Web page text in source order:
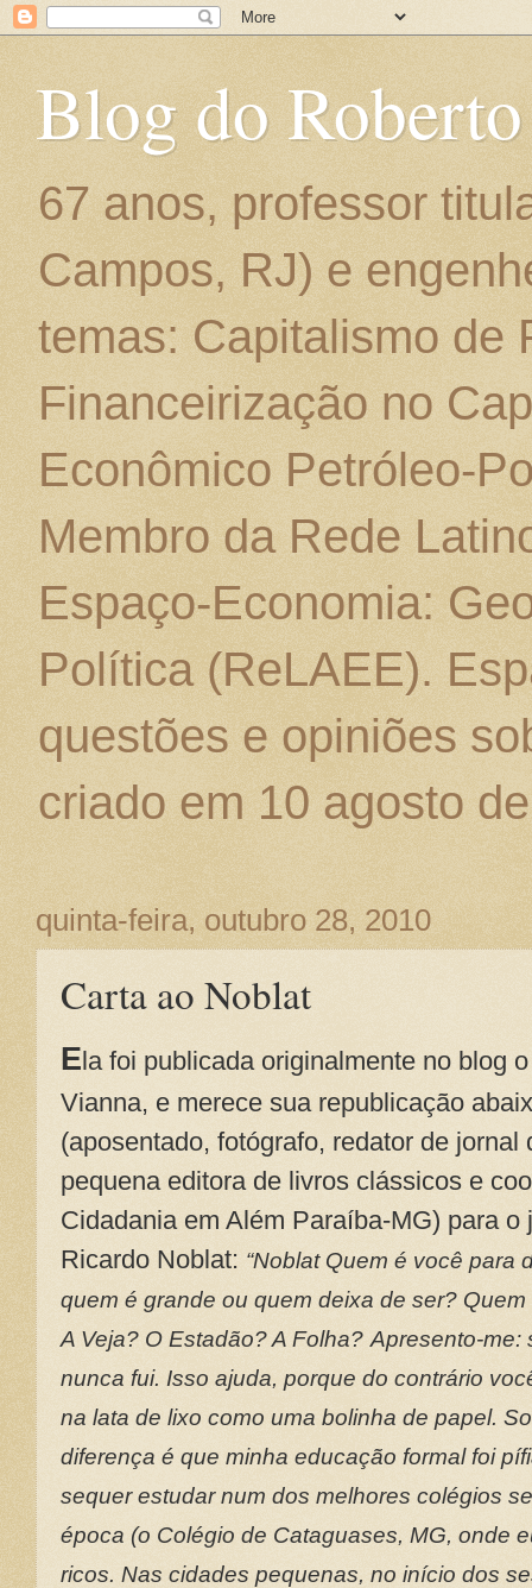
Blog do
67 anos, professor
Campos, RJ) e
temas: Capitalismo de
Financeirização no
Econômico Petróleo-
Membro da Rede
Espaço-Economia:
Política (ReLAEE).
questões e opiniões
criado em 10 agosto
quinta-feira, outubro 28, 2010
Carta ao Noblat
Ela foi publicada originalmente no blog
Vianna, e merece sua republicação
(aposentado, fotógrafo, redator de jornal
pequena editora de livros clássicos e
Cidadania em Além Paraíba-MG) para o
Ricardo Noblat: “Noblat Quem é você para
quem é grande ou quem deixa de ser?
A Veja? O Estadão? A Folha? Apresento-me:
nunca fui. Isso ajuda, porque do contrário
na lata de lixo como uma bolinha de papel.
diferença é que minha educação formal foi
sequer estudar num dos melhores colégios
época (o Colégio de Cataguases, MG, onde
ricos. Nas cidades pequenas, no início dos